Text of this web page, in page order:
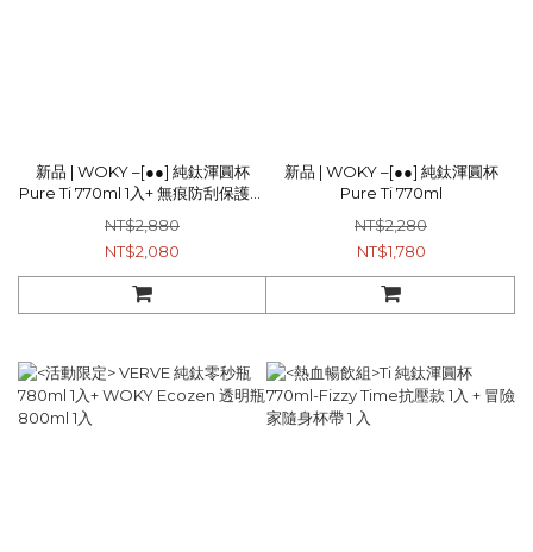
新品 | WOKY –[●●] 純鈦渾圓杯
Pure Ti 770ml 1入+ 無痕防刮保護底
墊 1入 +扭扭彈跳粗吸管(純鈦) 1入
NT$2,880
NT$2,080
新品 | WOKY –[●●] 純鈦渾圓杯
Pure Ti 770ml
NT$2,280
NT$1,780